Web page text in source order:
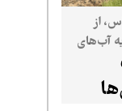
از
آب‌های